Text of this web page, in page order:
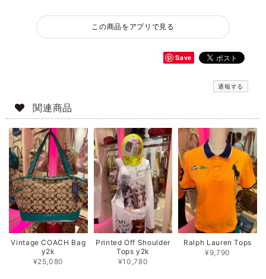
この商品をアプリで見る
Save
通報する
関連商品
Vintage COACH Bag
y2k
¥25,080
Printed Off Shoulder
Tops y2k
¥10,780
Ralph Lauren Tops
¥9,790